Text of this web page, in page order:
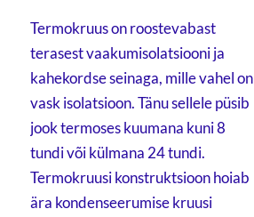
Termokruus on roostevabast
terasest vaakumisolatsiooni ja
kahekordse seinaga, mille vahel on
vask isolatsioon. Tänu sellele püsib
jook termoses kuumana kuni 8
tundi või külmana 24 tundi.
Termokruusi konstruktsioon hoiab
ära kondenseerumise kruusi